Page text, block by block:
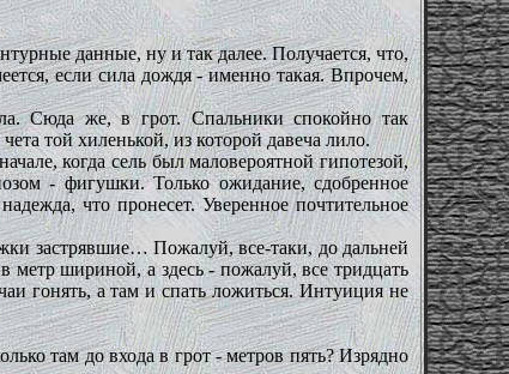
данные, ну и так далее. Получается, что,
если сила дождя - именно такая. Впрочем,
Сюда же, в грот. Спальники спокойно так
той хиленькой, из которой давеча лило.
когда сель был маловероятной гипотезой,
- фигушки. Только ожидание, сдобренное
что пронесет. Уверенное почтительное
застрявшие… Пожалуй, все-таки, до дальней
метр шириной, а здесь - пожалуй, все тридцать
гонять, а там и спать ложиться. Интуиция не
там до входа в грот - метров пять? Изрядно